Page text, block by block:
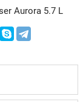
Aurora 5.7 L